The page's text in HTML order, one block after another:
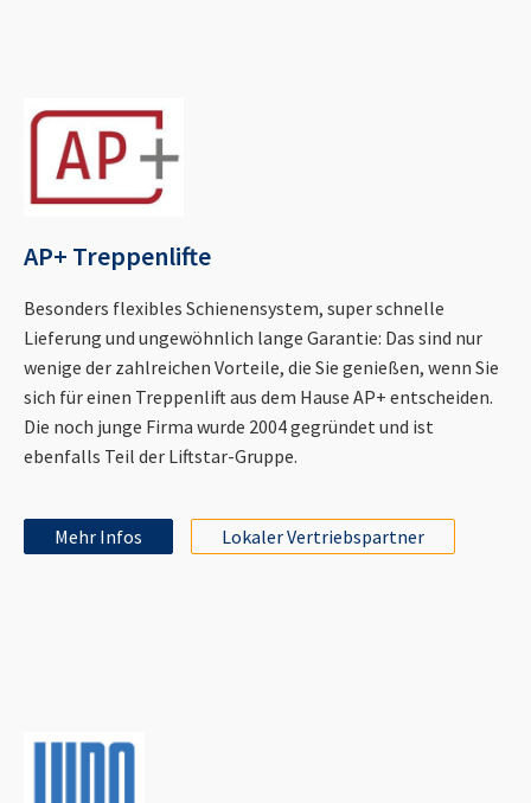
AP+ Treppenlifte
Besonders flexibles Schienensystem, super schnelle
Lieferung und ungewöhnlich lange Garantie: Das sind nur
wenige der zahlreichen Vorteile, die Sie genießen, wenn Sie
sich für einen Treppenlift aus dem Hause AP+ entscheiden.
Die noch junge Firma wurde 2004 gegründet und ist
ebenfalls Teil der Liftstar-Gruppe.
Mehr Infos Lokaler Vertriebspartner